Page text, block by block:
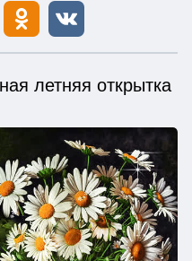
летняя открытка